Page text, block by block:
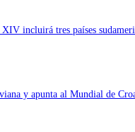
incluirá tres países
y apunta al Mundial de